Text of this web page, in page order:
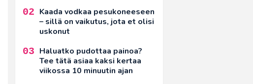
Kaada vodkaa pesukoneeseen
– sillä on vaikutus, jota et olisi
uskonut
Haluatko pudottaa painoa?
Tee tätä asiaa kaksi kertaa
viikossa 10 minuutin ajan